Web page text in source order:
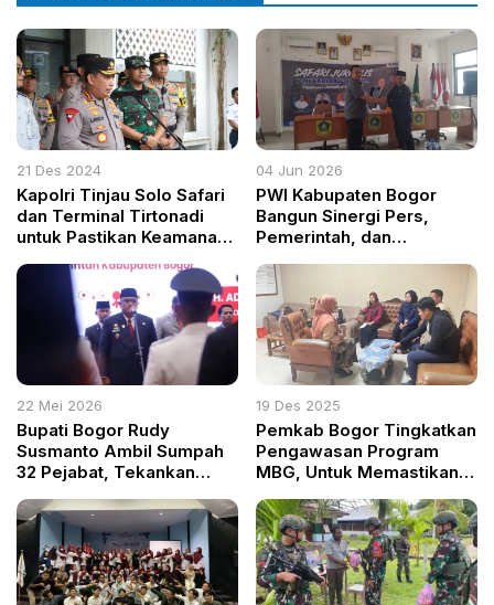
21 Des 2024
Kapolri Tinjau Solo Safari
dan Terminal Tirtonadi
untuk Pastikan Keamanan
04 Jun 2026
PWI Kabupaten Bogor
Bangun Sinergi Pers,
Pemerintah, dan
Jurnalis di Sukajaya
22 Mei 2026
Bupati Bogor Rudy
Susmanto Ambil Sumpah
32 Pejabat, Tekankan
Profesionalisme
19 Des 2025
Pemkab Bogor Tingkatkan
Pengawasan Program
MBG, Untuk Memastikan
Bergizi Baik